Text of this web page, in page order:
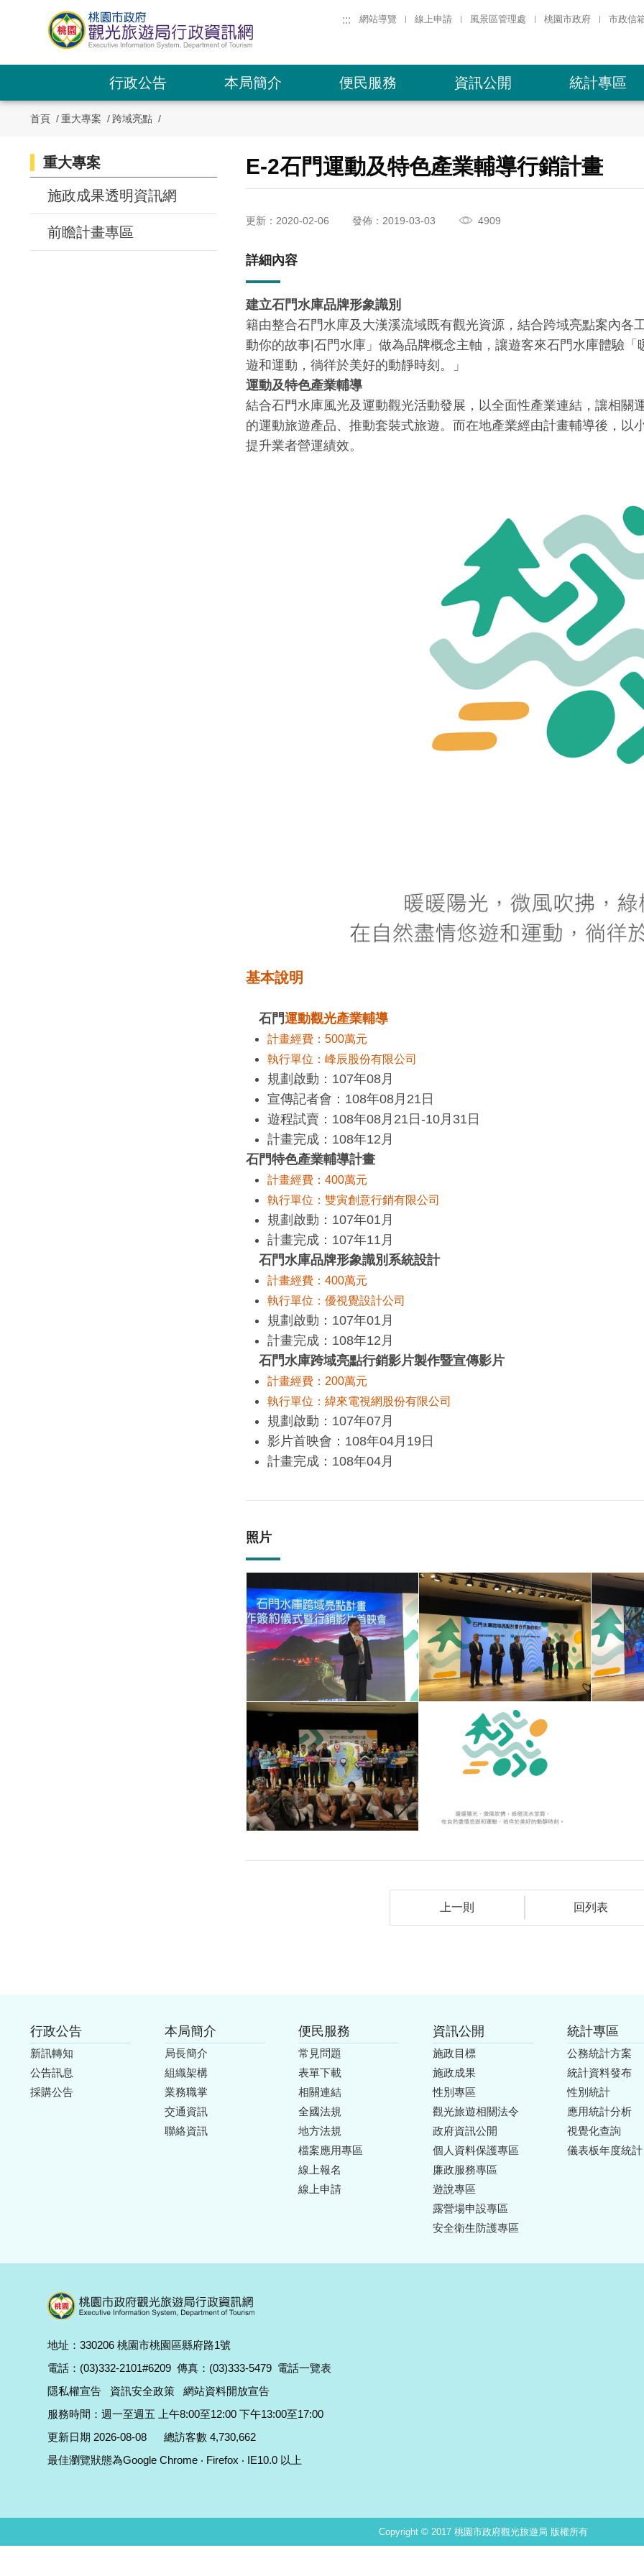
::: 網站導覽 線上申請 風景區管理處 桃園市政府 市政信
行政公告 本局簡介 便民服務 資訊公開 統計專區
首頁 重大專案 跨域亮點
重大專案
施政成果透明資訊網
前瞻計畫專區
E-2石門運動及特色產業輔導行銷計畫
更新：2020-02-06 發佈：2019-03-03 4909
詳細內容
建立石門水庫品牌形象識別
籍由整合石門水庫及大漢溪流域既有觀光資源，結合跨域亮點案內各
動你的故事|石門水庫」做為品牌概念主軸，讓遊客來石門水庫體驗
遊和運動，徜徉於美好的動靜時刻。」
運動及特色產業輔導
結合石門水庫風光及運動觀光活動發展，以全面性產業連結，讓相關
的運動旅遊產品、推動套裝式旅遊。而在地產業經由計畫輔導後，以
提升業者營運績效。
基本說明
石門運動觀光產業輔導
計畫經費：500萬元
執行單位：峰辰股份有限公司
規劃啟動：107年08月
宣傳記者會：108年08月21日
遊程試賣：108年08月21日-10月31日
計畫完成：108年12月
石門特色產業輔導計畫
計畫經費：400萬元
執行單位：雙寅創意行銷有限公司
規劃啟動：107年01月
計畫完成：107年11月
石門水庫品牌形象識別系統設計
計畫經費：400萬元
執行單位：優視覺設計公司
規劃啟動：107年01月
計畫完成：108年12月
石門水庫跨域亮點行銷影片製作暨宣傳影片
計畫經費：200萬元
執行單位：緯來電視網股份有限公司
規劃啟動：107年07月
影片首映會：108年04月19日
計畫完成：108年04月
照片
上一則 回列表
行政公告
新訊轉知
公告訊息
採購公告
本局簡介
局長簡介
組織架構
業務職掌
交通資訊
聯絡資訊
便民服務
常見問題
表單下載
相關連結
全國法規
地方法規
檔案應用專區
線上報名
線上申請
資訊公開
施政目標
施政成果
性別專區
觀光旅遊相關法令
政府資訊公開
個人資料保護專區
廉政服務專區
遊說專區
露營場申設專區
安全衛生防護專區
統計專區
公務統計方案
統計資料發布
性別統計
應用統計分析
視覺化查詢
儀表板年度統計
地址：330206 桃園市桃園區縣府路1號
電話：(03)332-2101#6209 傳真：(03)333-5479 電話一覽表
隱私權宣告
資訊安全政策
網站資料開放宣告
服務時間：週一至週五 上午8:00至12:00 下午13:00至17:00
更新日期 2026-08-08
總訪客數 4,730,662
最佳瀏覽狀態為Google Chrome ‧ Firefox ‧ IE10.0 以上
Copyright © 2017 桃園市政府觀光旅遊局 版權所有